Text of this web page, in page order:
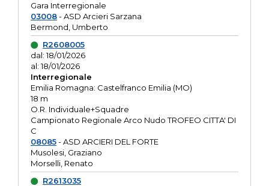
Gara Interregionale
03008- ASD Arcieri Sarzana
Bermond, Umberto
R2608005
dal: 18/01/2026
al: 18/01/2026
Interregionale
Emilia Romagna: Castelfranco Emilia (MO)
18 m
O.R. Individuale+Squadre
Campionato Regionale Arco Nudo TROFEO CITTA' DI
C
08085- ASD ARCIERI DEL FORTE
Musolesi, Graziano
Morselli, Renato
R2613035